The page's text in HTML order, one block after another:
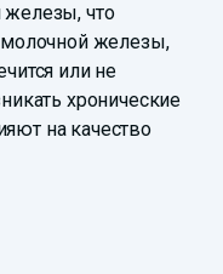
железы, что
молочной железы,
или не
хронические
на качество